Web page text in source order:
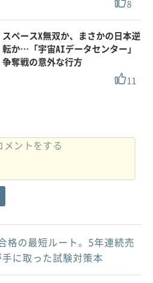
8
スペースX無双か、まさかの日本逆
転か…「宇宙AIデータセンター」
争奪戦の意外な行方
11
格の最短ルート。5年連続売
に取った試験対策本